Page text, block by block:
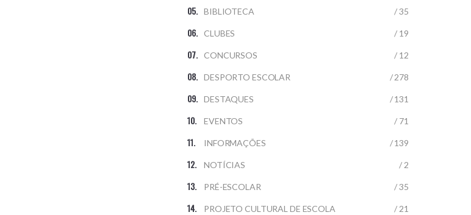
BIBLIOTECA / 35
CLUBES / 19
CONCURSOS / 12
DESPORTO ESCOLAR / 278
DESTAQUES / 131
EVENTOS / 71
INFORMAÇÕES / 139
NOTÍCIAS / 2
PRÉ-ESCOLAR / 35
PROJETO CULTURAL DE ESCOLA / 21